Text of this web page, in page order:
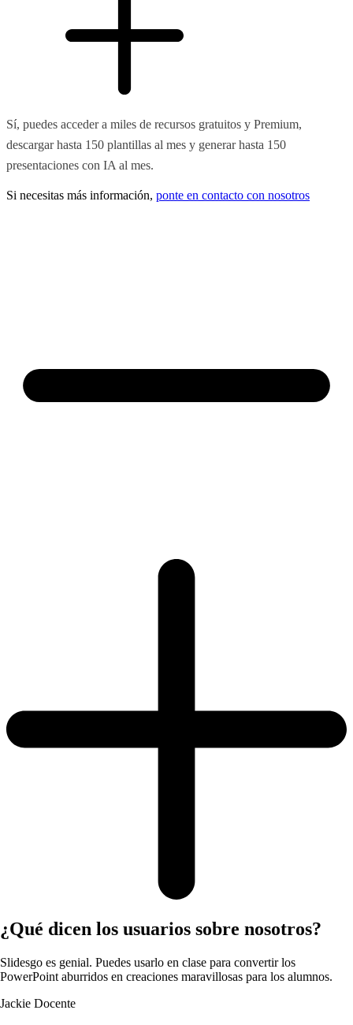
Sí, puedes acceder a miles de recursos gratuitos y Premium,
descargar hasta 150 plantillas al mes y generar hasta 150
presentaciones con IA al mes.
Si necesitas más información, ponte en contacto con nosotros
¿Qué dicen los usuarios sobre nosotros?
Slidesgo es genial. Puedes usarlo en clase para convertir los
PowerPoint aburridos en creaciones maravillosas para los alumnos.
Jackie Docente